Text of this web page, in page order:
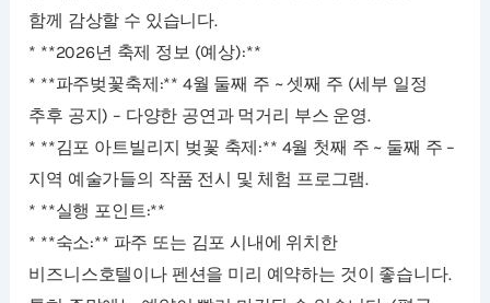
함께 감상할 수 있습니다.
* **2026년 축제 정보 (예상):**
* **파주벚꽃축제:** 4월 둘째 주 ~ 셋째 주 (세부 일정
추후 공지) – 다양한 공연과 먹거리 부스 운영.
* **김포 아트빌리지 벚꽃 축제:** 4월 첫째 주 ~ 둘째 주 –
지역 예술가들의 작품 전시 및 체험 프로그램.
* **실행 포인트:**
* **숙소:** 파주 또는 김포 시내에 위치한
비즈니스호텔이나 펜션을 미리 예약하는 것이 좋습니다.